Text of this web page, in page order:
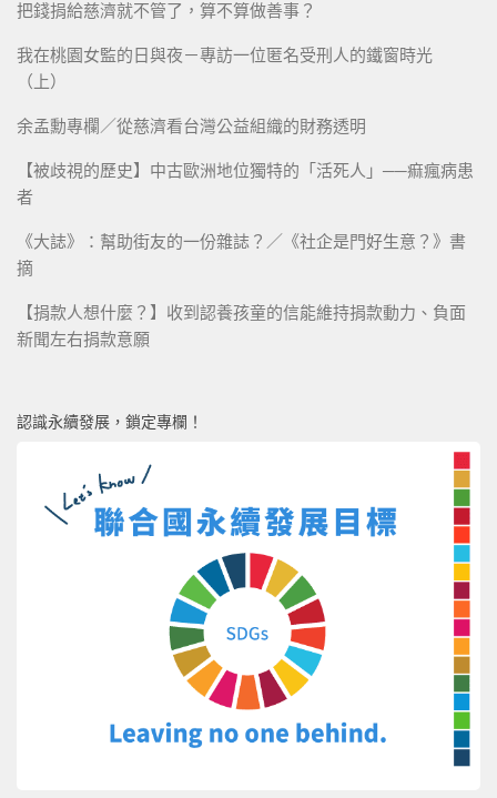
把錢捐給慈濟就不管了，算不算做善事？
我在桃園女監的日與夜－專訪一位匿名受刑人的鐵窗時光
（上）
余孟勳專欄／從慈濟看台灣公益組織的財務透明
【被歧視的歷史】中古歐洲地位獨特的「活死人」──痲瘋病患
者
《大誌》：幫助街友的一份雜誌？／《社企是門好生意？》書
摘
【捐款人想什麼？】收到認養孩童的信能維持捐款動力、負面
新聞左右捐款意願
認識永續發展，鎖定專欄！